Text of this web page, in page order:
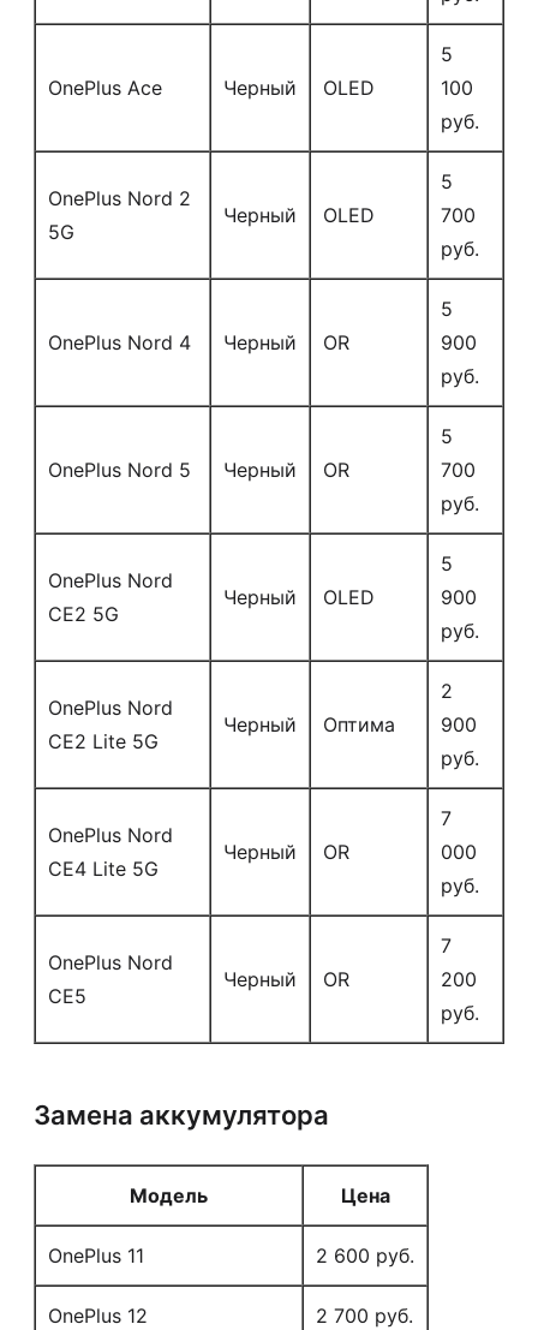
OnePlus Ace Черный OLED
5
100
руб.
OnePlus Nord 2
5G
Черный OLED
5
700
руб.
OnePlus Nord 4 Черный OR
5
900
руб.
OnePlus Nord 5 Черный OR
5
700
руб.
OnePlus Nord
CE2 5G
Черный OLED
5
900
руб.
OnePlus Nord
CE2 Lite 5G
Черный Оптима
2
900
руб.
OnePlus Nord
CE4 Lite 5G
Черный OR
7
000
руб.
OnePlus Nord
CE5
Черный OR
7
200
руб.
Замена аккумулятора
Модель Цена
OnePlus 11 2 600 руб.
OnePlus 12 2 700 руб.